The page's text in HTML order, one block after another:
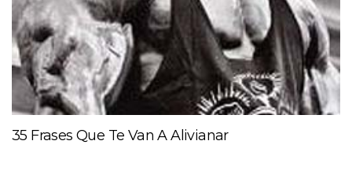
35 Frases Que Te Van A Alivianar